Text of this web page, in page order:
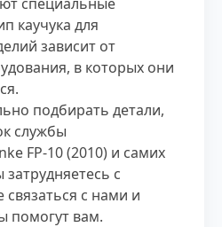
каучука для
зависит от
в которых они
подбирать детали,
службы
FP-10 (2010) и самих
с
с нами и
помогут вам.